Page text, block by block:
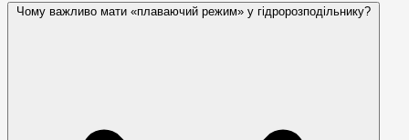
Чому важливо мати «плаваючий режим» у гідророзподільнику?